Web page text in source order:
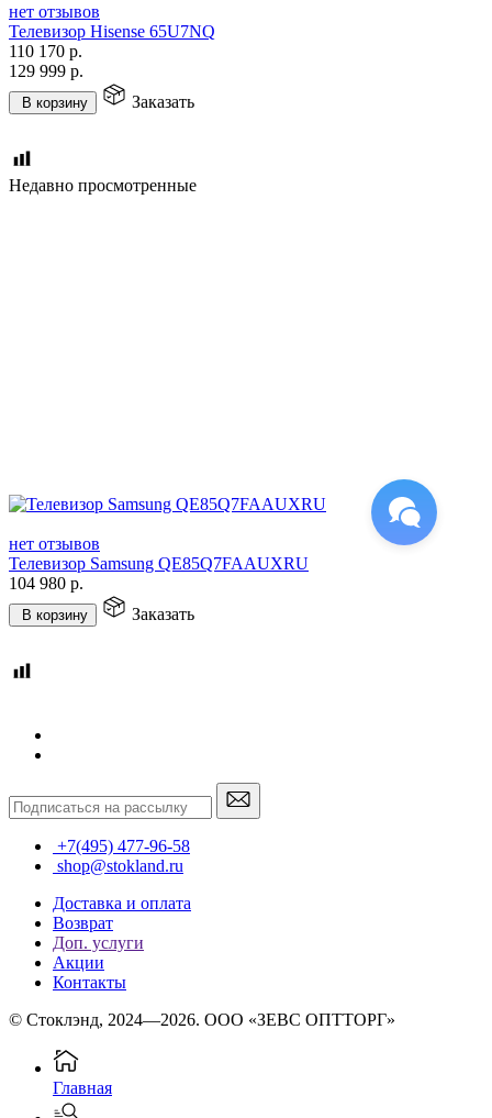
нет отзывов
Телевизор Hisense 65U7NQ
110 170 р.
129 999 р.
В корзину Заказать
Недавно просмотренные
нет отзывов
Телевизор Samsung QE85Q7FAAUXRU
104 980 р.
В корзину Заказать
+7(495) 477-96-58
shop@stokland.ru
Доставка и оплата
Возврат
Доп. услуги
Акции
Контакты
© Стоклэнд, 2024—2026. ООО «ЗЕВС ОПТТОРГ»
Главная